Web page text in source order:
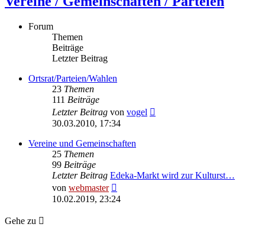
Forum
Themen
Beiträge
Letzter Beitrag
Ortsrat/Parteien/Wahlen
23 Themen
111 Beiträge
Letzter Beitrag von vogel
30.03.2010, 17:34
Vereine und Gemeinschaften
25 Themen
99 Beiträge
Letzter Beitrag Edeka-Markt wird zur Kulturst…
von webmaster
Beitrag
10.02.2019, 23:24
Gehe zu